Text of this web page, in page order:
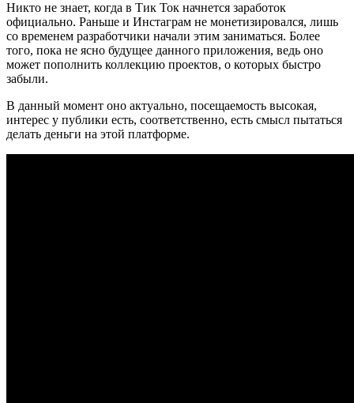
Никто не знает, когда в Тик Ток начнется заработок
официально. Раньше и Инстаграм не монетизировался, лишь
со временем разработчики начали этим заниматься. Более
того, пока не ясно будущее данного приложения, ведь оно
может пополнить коллекцию проектов, о которых быстро
забыли.
В данный момент оно актуально, посещаемость высокая,
интерес у публики есть, соответственно, есть смысл пытаться
делать деньги на этой платформе.